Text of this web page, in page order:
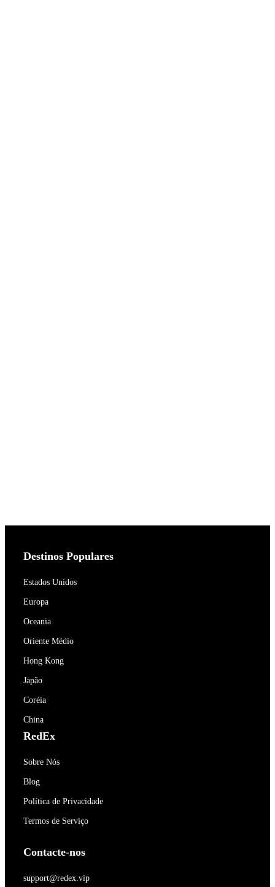
Destinos Populares
Estados Unidos
Europa
Oceania
Oriente Médio
Hong Kong
Japão
Coréia
China
RedEx
Sobre Nós
Blog
Política de Privacidade
Termos de Serviço
Contacte-nos
support@redex.vip